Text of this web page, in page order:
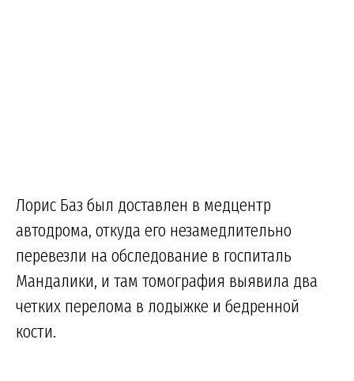
Лорис Баз был доставлен в медцентр
автодрома, откуда его незамедлительно
перевезли на обследование в госпиталь
Мандалики, и там томография выявила два
четких перелома в лодыжке и бедренной
кости.